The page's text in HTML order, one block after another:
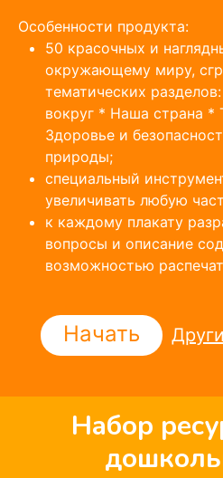
Особенности продукта:
50 красочных и
окружающему миру,
тематических
вокруг * Наша страна *
Здоровье и
природы;
специальный
увеличивать любую
к каждому плакату
вопросы и описание
возможностью
Начать
Набор